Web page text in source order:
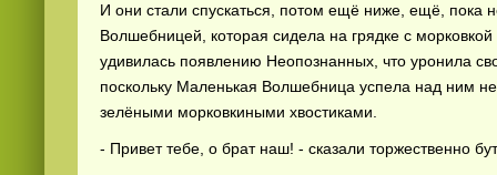
И они стали спускаться, потом ещё ниже, ещё, пока
Волшебницей, которая сидела на грядке с
удивилась появлению Неопознанных, что уронила
поскольку Маленькая Волшебница успела над ним
зелёными морковкиными хвостиками.
- Привет тебе, о брат наш! - сказали торжественно